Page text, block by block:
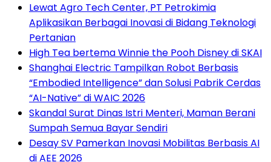
Lewat Agro Tech Center, PT Petrokimia
Aplikasikan Berbagai Inovasi di Bidang Teknologi
Pertanian
High Tea bertema Winnie the Pooh Disney di SKAI
Shanghai Electric Tampilkan Robot Berbasis
“Embodied Intelligence” dan Solusi Pabrik Cerdas
“AI-Native” di WAIC 2026
Skandal Surat Dinas Istri Menteri, Maman Berani
Sumpah Semua Bayar Sendiri
Desay SV Pamerkan Inovasi Mobilitas Berbasis AI
di AEE 2026